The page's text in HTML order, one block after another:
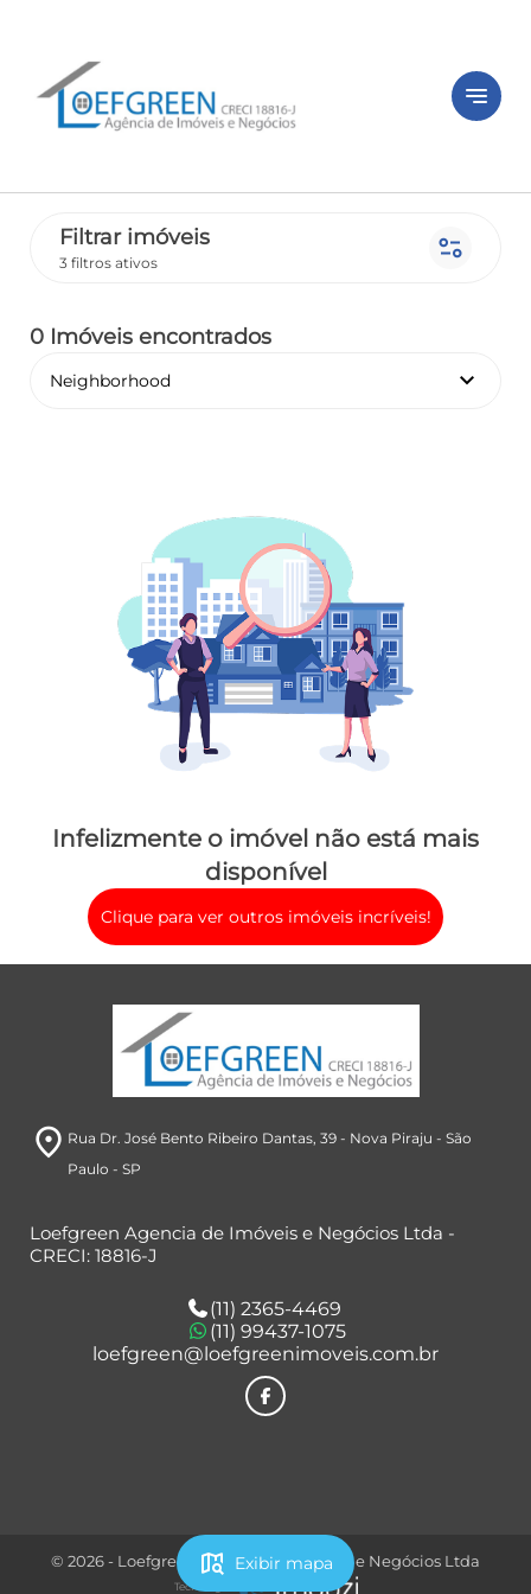
notes
Filtrar imóveis
3 filtros ativos page_info
0 Imóveis encontrados
Neighborhood keyboard_arrow_down
Infelizmente o imóvel não está mais
disponível
Clique para ver outros imóveis incríveis!
map_search Exibir mapa
room Rua Dr. José Bento Ribeiro Dantas, 39- Nova Piraju - São
Paulo - SP
Loefgreen Agencia de Imóveis e Negócios Ltda -
CRECI: 18816-J
(11) 2365-4469
(11) 99437-1075
loefgreen@loefgreenimoveis.com.br
© 2026 - Loefgreen Agencia de Imóveis e Negócios Ltda
Tecnologia